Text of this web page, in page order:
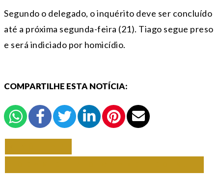
Segundo o delegado, o inquérito deve ser concluído
até a próxima segunda-feira (21). Tiago segue preso
e será indiciado por homicídio.
COMPARTILHE ESTA NOTÍCIA: